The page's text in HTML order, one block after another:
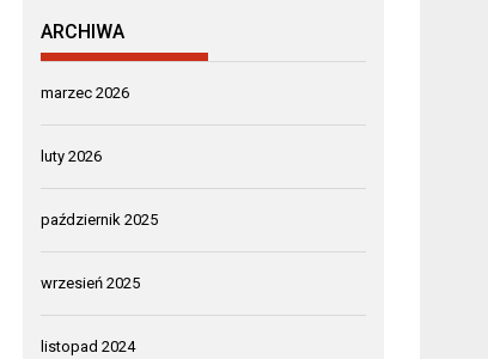
ARCHIWA
marzec 2026
luty 2026
październik 2025
wrzesień 2025
listopad 2024